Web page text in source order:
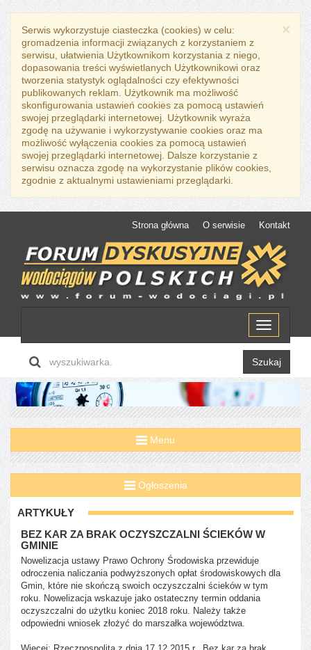
×
Serwis wykorzystuje ciasteczka (cookies) w celu:
gromadzenia informacji związanych z korzystaniem z
serwisu, ułatwienia Użytkownikom korzystania z niego,
dopasowania treści wyświetlanych Użytkownikowi oraz
tworzenia statystyk oglądalności czy efektywności
publikowanych reklam. Użytkownik ma możliwość
skonfigurowania ustawień cookies za pomocą ustawień
swojej przeglądarki internetowej. Użytkownik wyraża
zgodę na używanie i wykorzystywanie cookies oraz ma
możliwość wyłączenia cookies za pomocą ustawień
swojej przeglądarki internetowej. Dalsze korzystanie z
serwisu oznacza zgodę na wykorzystanie plików cookies,
zgodnie z aktualnymi ustawieniami przeglądarki.
Strona główna O serwisie Kontakt
Menu
Szukaj
Menu
Ogłoszenia
ARTYKUŁY
BEZ KAR ZA BRAK OCZYSZCZALNI ŚCIEKÓW W
GMINIE
Nowelizacja ustawy Prawo Ochrony Środowiska przewiduje
odroczenia naliczania podwyższonych opłat środowiskowych dla
Gmin, które nie skończą swoich oczyszczalni ścieków w tym
roku. Nowelizacja wskazuje jako ostateczny termin oddania
oczyszczalni do użytku koniec 2018 roku. Należy także
odpowiedni wniosek złożyć do marszałka województwa.